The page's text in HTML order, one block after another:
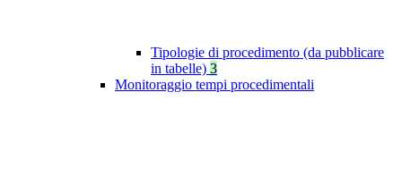
Tipologie di procedimento (da pubblicare
in tabelle) 3
Monitoraggio tempi procedimentali